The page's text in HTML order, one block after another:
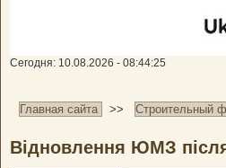
Сегодня: 10.08.2026 - 08:44:25
Главная сайта >> Строительный
Відновлення ЮМЗ